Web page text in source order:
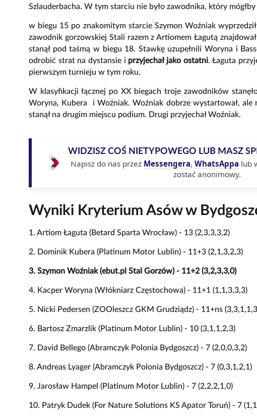
Szlauderbacha. W tym starciu nie było zawodnika, który mógłby
w biegu 15 po znakomitym starcie Szymon Woźniak
zawodnik gorzowskiej Stali razem z Artiomem Łagutą
stanął pod taśmą w biegu 18. Stawkę uzupełnili Woryna i
odrobić strat na dystansie i przyjechał jako ostatni. Łaguta
pierwszym turnieju w tym roku.
W klasyfikacji łącznej po XX biegach troje zawodników
Woryna, Kubera i Woźniak. Woźniak dobrze wystartował, ale
stanął na drugim miejscu podium. Drugi przyjechał Woźniak.
WIDZISZ COŚ NIETYPOWEGO LUB MASZ
Napisz do nas przez Messengera, WhatsAppa lub
zostać anonimowy.
Wyniki Kryterium Asów w
1. Artiom Łaguta (Betard Sparta Wrocław) - 13 (2,3,3,3,2)
2. Dominik Kubera (Platinum Motor Lublin) - 11+3 (2,1,3,2,3)
3. Szymon Woźniak (ebut.pl Stal Gorzów) - 11+2 (3,2,3,3,0)
4. Kacper Woryna (Włókniarz Częstochowa) - 11+1 (1,1,3,3,3)
5. Nicki Pedersen (ZOOleszcz GKM Grudziądz) - 11+ns
6. Bartosz Zmarzlik (Platinum Motor Lublin) - 10 (3,1,1,2,3)
7. David Bellego (Abramczyk Polonia Bydgoszcz) - 7 (2,0,0,3,2)
8. Andreas Lyager (Abramczyk Polonia Bydgoszcz) - 7 (0,3,1,2,1)
9. Jarosław Hampel (Platinum Motor Lublin) - 7 (2,2,2,1,0)
10. Patryk Dudek (For Nature Solutions KS Apator Toruń) - 7